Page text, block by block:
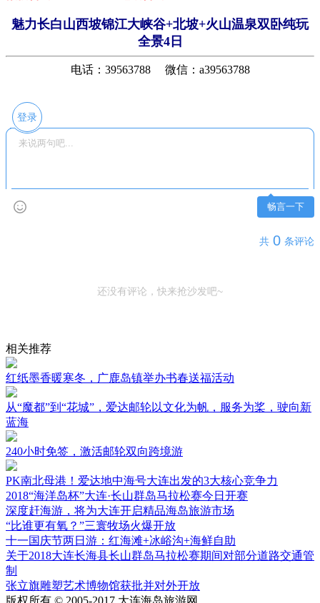
魅力长白山西坡锦江大峡谷+北坡+火山温泉双卧纯玩
全景4日
电话：39563788 微信：a39563788
登录
畅言一下
共 0 条评论
还没有评论，快来抢沙发吧~
相关推荐
红纸墨香暖寒冬，广鹿岛镇举办书春送福活动
从“魔都”到“花城”，爱达邮轮以文化为帆，服务为桨，驶向新
蓝海
240小时免签，激活邮轮双向跨境游
PK南北母港！爱达地中海号大连出发的3大核心竞争力
2018“海洋岛杯”大连·长山群岛马拉松赛今日开赛
深度赶海游，将为大连开启精品海岛旅游市场
“比谁更有氧？”三寰牧场火爆开放
十一国庆节两日游：红海滩+冰峪沟+海鲜自助
关于2018大连长海县长山群岛马拉松赛期间对部分道路交通管
制
张立旗雕塑艺术博物馆获批并对外开放
版权所有 © 2005-2017 大连海岛旅游网